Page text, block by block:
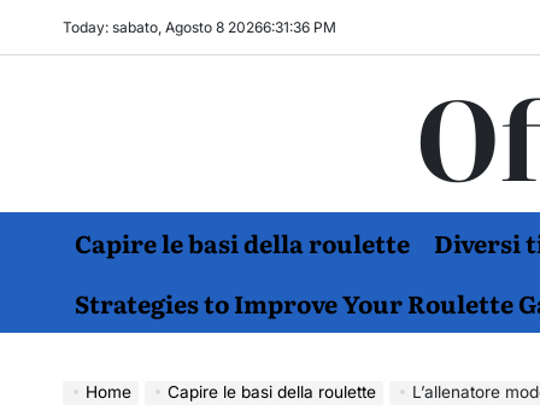
Today: sabato, Agosto 8 20266:31:37 PM
Capire le basi della roulette
Diversi
Strategies to Improve Your Roulette
Home Capire le basi della roulette L’allenatore